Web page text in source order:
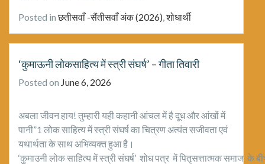
Posted inछतीसवाँ -सैंतीसवाँ अंक (2026) ,शोधार्थी
‘कुमाऊनी लोकसाहित्य में स्त्री संघर्ष’ – गीता तिवारी
Posted on June 6, 2026
अबला जीवन हाय! तुम्हारी यही कहानी आंचल में है दूध और आंखों में
पानी”1 लोक साहित्य में स्त्री संघर्ष का चित्रण अत्यंत सजीवता एवं
यथार्थता के साथ अभिव्यक्त हुआ है।
‘कुमाउनी लोक साहित्य में स्त्री संघर्ष’ शोध पत्र में पितृसत्तात्मक समाज के